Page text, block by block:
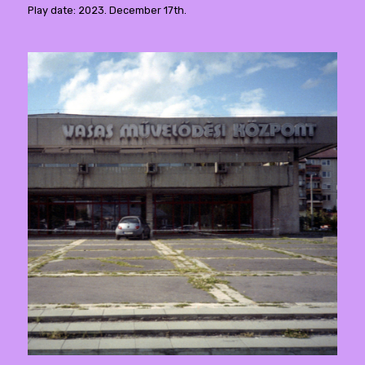
Play date: 2023. December 17th.